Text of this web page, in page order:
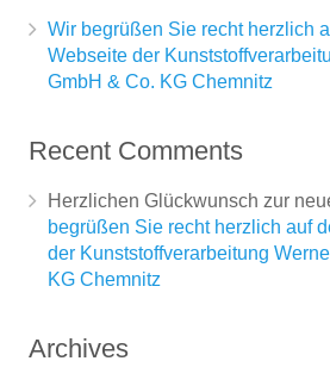
Wir begrüßen Sie recht herzlich
Webseite der
GmbH & Co. KG Chemnitz
Recent Comments
Herzlichen Glückwunsch zur
begrüßen Sie recht herzlich auf
der Kunststoffverarbeitung
KG Chemnitz
Archives